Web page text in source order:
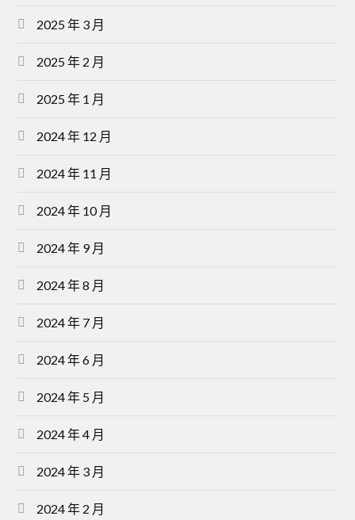
2025 年 3 月
2025 年 2 月
2025 年 1 月
2024 年 12 月
2024 年 11 月
2024 年 10 月
2024 年 9 月
2024 年 8 月
2024 年 7 月
2024 年 6 月
2024 年 5 月
2024 年 4 月
2024 年 3 月
2024 年 2 月